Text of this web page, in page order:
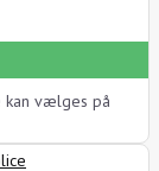
kan vælges på